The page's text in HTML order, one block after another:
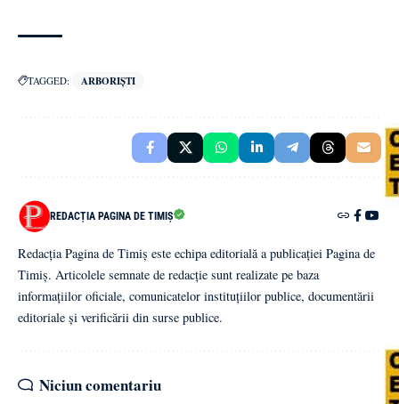
TAGGED: ARBORIȘTI
REDACȚIA PAGINA DE TIMIȘ
Redacția Pagina de Timiș este echipa editorială a publicației Pagina de
Timiș. Articolele semnate de redacție sunt realizate pe baza
informațiilor oficiale, comunicatelor instituțiilor publice, documentării
editoriale și verificării din surse publice.
Niciun comentariu